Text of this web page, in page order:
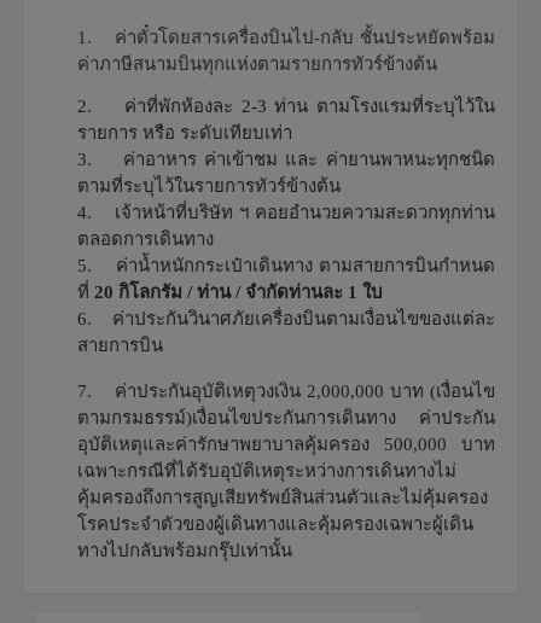
1.
ค่าตั๋วโดยสารเครื่องบินไป-กลับ ชั้นประหยัดพร้อม
ค่าภาษีสนามบินทุกแห่งตามรายการทัวร์ข้างต้น
2.
ค่าที่พักห้องละ 2-3 ท่าน ตามโรงแรมที่ระบุไว้ใน
รายการ หรือ ระดับเทียบเท่า
3.
ค่าอาหาร ค่าเข้าชม และ ค่ายานพาหนะทุกชนิด
ตามที่ระบุไว้ในรายการทัวร์ข้างต้น
4.
เจ้าหน้าที่บริษัท ฯ คอยอำนวยความสะดวกทุกท่าน
ตลอดการเดินทาง
5.
ค่าน้ำหนักกระเป๋าเดินทาง ตามสายการบินกำหนด
ที่ 20 กิโลกรัม / ท่าน / จำกัดท่านละ 1 ใบ
6.
ค่าประกันวินาศภัยเครื่องบินตามเงื่อนไขของแต่ละ
สายการบิน
7.
ค่าประกันอุบัติเหตุวงเงิน 2,000,000 บาท (เงื่อนไข
ตามกรมธรรม์)เงื่อนไขประกันการเดินทาง ค่าประกัน
อุบัติเหตุและค่ารักษาพยาบาลคุ้มครอง 500,000 บาท
เฉพาะกรณีที่ได้รับอุบัติเหตุระหว่างการเดินทางไม่
คุ้มครองถึงการสูญเสียทรัพย์สินส่วนตัวและไม่คุ้มครอง
โรคประจำตัวของผู้เดินทางและคุ้มครองเฉพาะผู้เดิน
ทางไปกลับพร้อมกรุ๊ปเท่านั้น